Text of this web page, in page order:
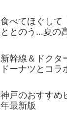
食べてほぐして
ととのう…夏の
新幹線＆ドクタ
ドーナツとコ
神戸のおすすめ
年最新版